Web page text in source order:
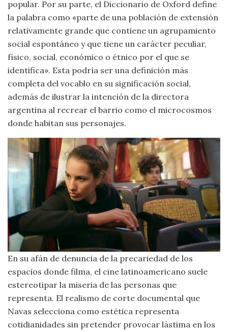
popular. Por su parte, el Diccionario de Oxford define
la palabra como «parte de una población de extensión
relativamente grande que contiene un agrupamiento
social espontáneo y que tiene un carácter peculiar,
físico, social, económico o étnico por el que se
identifica». Esta podría ser una definición más
completa del vocablo en su significación social,
además de ilustrar la intención de la directora
argentina al recrear el barrio como el microcosmos
donde habitan sus personajes.
En su afán de denuncia de la precariedad de los
espacios donde filma, el cine latinoamericano suele
estereotipar la miseria de las personas que
representa. El realismo de corte documental que
Navas selecciona como estética representa
cotidianidades sin pretender provocar lástima en los